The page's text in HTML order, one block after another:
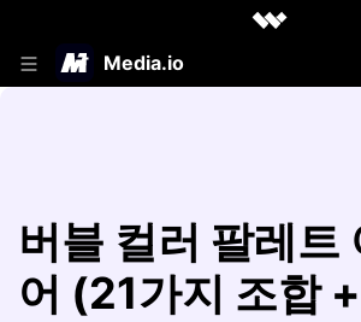
Media.io
버블 컬러 팔레트
어 (21가지 조합